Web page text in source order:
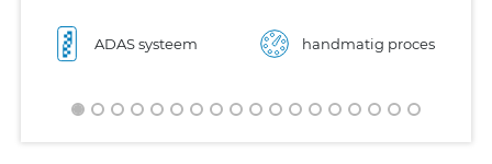
ADAS systeem handmatig proces